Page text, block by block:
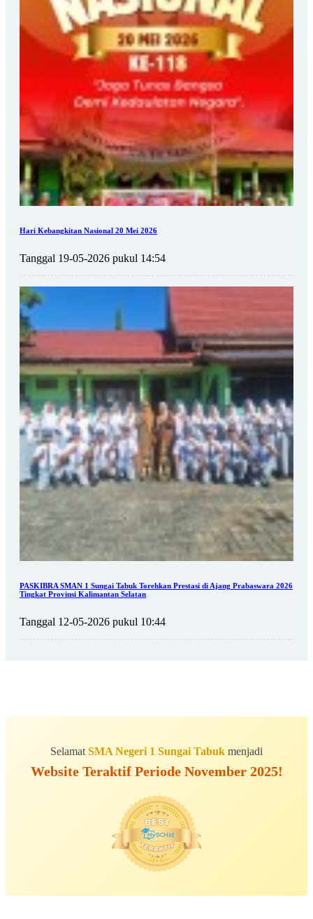
Hari Kebangkitan Nasional 20 Mei 2026
Tanggal 19-05-2026 pukul 14:54
PASKIBRA SMAN 1 Sungai Tabuk Torehkan Prestasi di Ajang Prabaswara 2026
Tingkat Provinsi Kalimantan Selatan
Tanggal 12-05-2026 pukul 10:44
Selamat SMA Negeri 1 Sungai Tabuk menjadi
Website Teraktif Periode November 2025!